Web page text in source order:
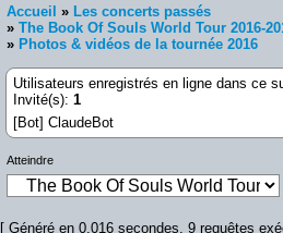
Accueil » Les concerts passés
» The Book Of Souls World Tour 2016-
» Photos & vidéos de la tournée 2016
Utilisateurs enregistrés en ligne dans ce
Invité(s): 1
[Bot] ClaudeBot
Atteindre
[ Généré en 0.016 secondes, 9 requêtes